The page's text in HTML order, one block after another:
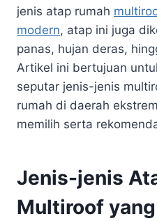
jenis atap rumah
modern, atap ini juga
panas, hujan deras,
Artikel ini bertujuan
seputar jenis-jenis
rumah di daerah
memilih serta
Jenis-jenis
Multiroof